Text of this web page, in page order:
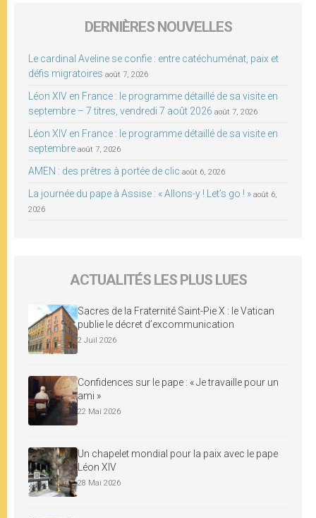
DERNIÈRES NOUVELLES
Le cardinal Aveline se confie : entre catéchuménat, paix et
défis migratoires août 7, 2026
Léon XIV en France : le programme détaillé de sa visite en
septembre – 7 titres, vendredi 7 août 2026 août 7, 2026
Léon XIV en France : le programme détaillé de sa visite en
septembre août 7, 2026
AMEN : des prêtres à portée de clic août 6, 2026
La journée du pape à Assise : « Allons-y ! Let’s go ! » août 6,
2026
ACTUALITÉS LES PLUS LUES
Sacres de la Fraternité Saint-Pie X : le Vatican
publie le décret d’excommunication
2 Juil 2026
Confidences sur le pape : « Je travaille pour un
ami »
22 Mai 2026
Un chapelet mondial pour la paix avec le pape
Léon XIV
28 Mai 2026